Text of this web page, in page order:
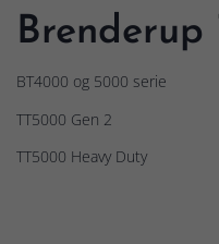
BT4000 og 5000 serie
TT5000 Gen 2
TT5000 Heavy Duty